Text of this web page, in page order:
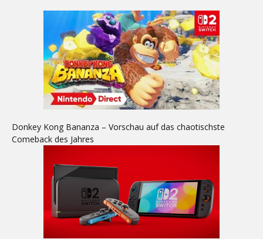
Donkey Kong Bananza – Vorschau auf das chaotischste
Comeback des Jahres